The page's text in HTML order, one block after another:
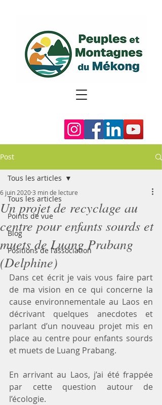
Post
Tous les articles
Points de vue
Blog
Positions de l'association
Tous les articles
Un projet de recyclage au
centre pour enfants sourds et
muets de Luang Prabang
(Delphine)
6 juin 20203 min de lecture
Dans cet écrit je vais vous faire part
de ma vision en ce qui concerne la
cause environnementale au Laos en
décrivant quelques anecdotes et
parlant d’un nouveau projet mis en
place au centre pour enfants sourds
et muets de Luang Prabang.
En arrivant au Laos, j’ai été frappée
par cette question autour de
l’écologie.